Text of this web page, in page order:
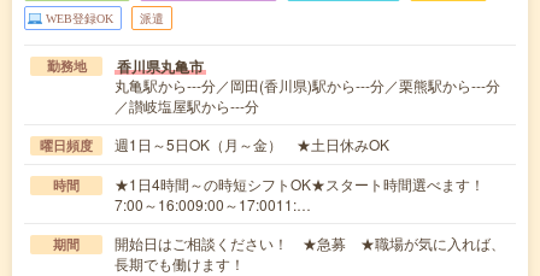
WEB登録OK 派遣
勤務地 香川県丸亀市
丸亀駅から---分／岡田(香川県)駅から---分／栗熊駅から---分
／讃岐塩屋駅から---分
曜日頻度 週1日～5日OK（月～金） ★土日休みOK
時間
★1日4時間～の時短シフトOK★スタート時間選べます！
7:00～16:009:00～17:0011:…
期間
開始日はご相談ください！ ★急募 ★職場が気に入れば、
長期でも働けます！